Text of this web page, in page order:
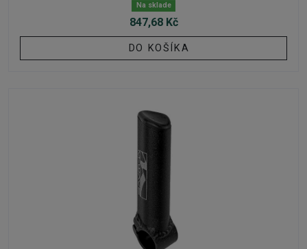
Na sklade
847,68 Kč
DO KOŠÍKA